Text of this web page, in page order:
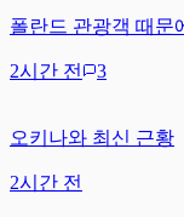
폴란드 관광객 때문
2시간 전 3
오키나와 최신 근황
2시간 전